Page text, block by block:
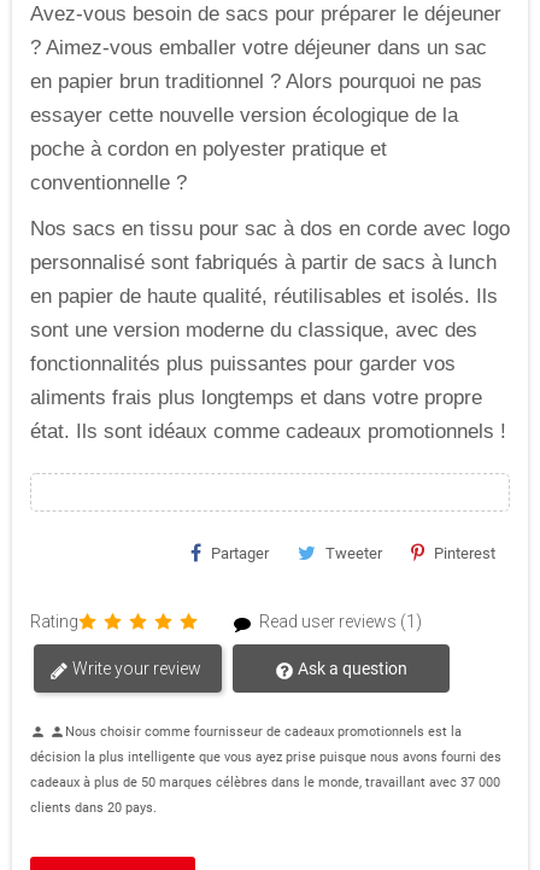
Avez-vous besoin de sacs pour préparer le déjeuner
? Aimez-vous emballer votre déjeuner dans un sac
en papier brun traditionnel ? Alors pourquoi ne pas
essayer cette nouvelle version écologique de la
poche à cordon en polyester pratique et
conventionnelle ?
Nos sacs en tissu pour sac à dos en corde avec logo
personnalisé sont fabriqués à partir de sacs à lunch
en papier de haute qualité, réutilisables et isolés. Ils
sont une version moderne du classique, avec des
fonctionnalités plus puissantes pour garder vos
aliments frais plus longtemps et dans votre propre
état. Ils sont idéaux comme cadeaux promotionnels !
Partager Tweeter Pinterest
Rating Read user reviews (1)
Write your review Ask a question
person personNous choisir comme fournisseur de cadeaux promotionnels est la
décision la plus intelligente que vous ayez prise puisque nous avons fourni des
cadeaux à plus de 50 marques célèbres dans le monde, travaillant avec 37 000
clients dans 20 pays.